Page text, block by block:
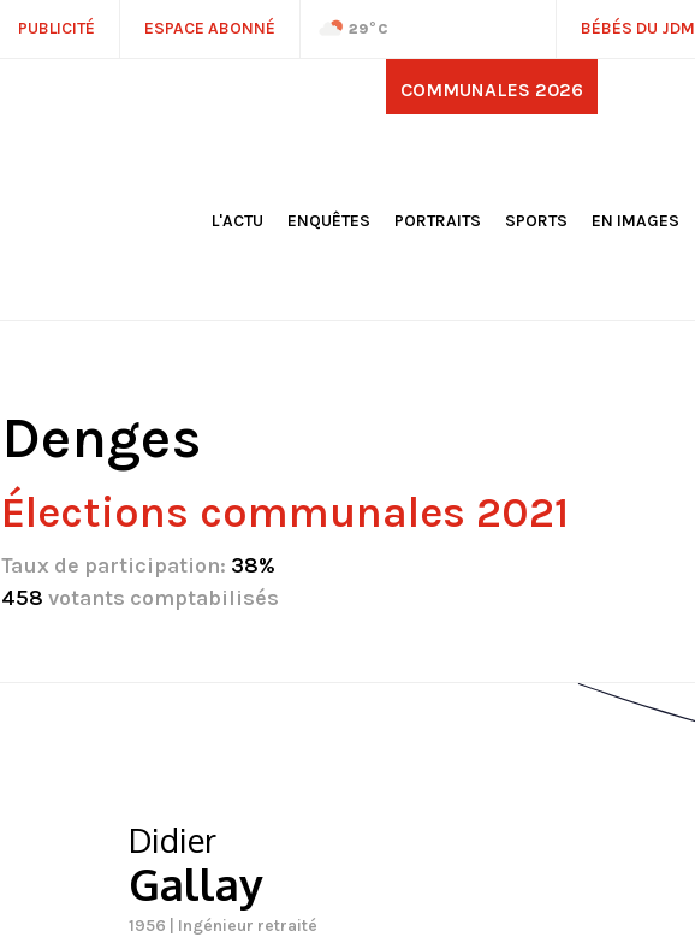
PUBLICITÉ ESPACE ABONNÉ 29°C BÉBÉS DU JDM
COMMUNALES 2026
L'ACTU
ENQUÊTES PORTRAITS
SPORTS
EN IMAGES
Denges
Élections communales 2021
Taux de participation: 38%
458 votants comptabilisés
Didier
Gallay
1956 | Ingénieur retraité